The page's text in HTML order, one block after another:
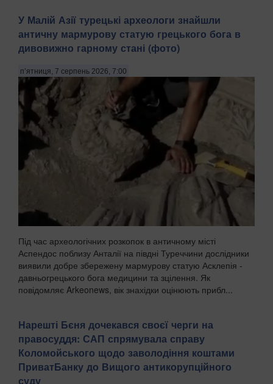
У Малій Азії турецькі археологи знайшли
античну мармурову статую грецького бога в
дивовижно гарному стані (фото)
п’ятниця, 7 серпень 2026, 7:00
Під час археологічних розкопок в античному місті
Аспендос поблизу Анталії на півдні Туреччини дослідники
виявили добре збережену мармурову статую Асклепія -
давньогрецького бога медицини та зцілення. Як
повідомляє Arkeonews, вік знахідки оцінюють прибл...
Нарешті Бєня дочекався своєї черги на
правосуддя: САП спрямувала справу
Коломойського щодо заволодіння коштами
ПриватБанку до Вищого антикорупційного
суду